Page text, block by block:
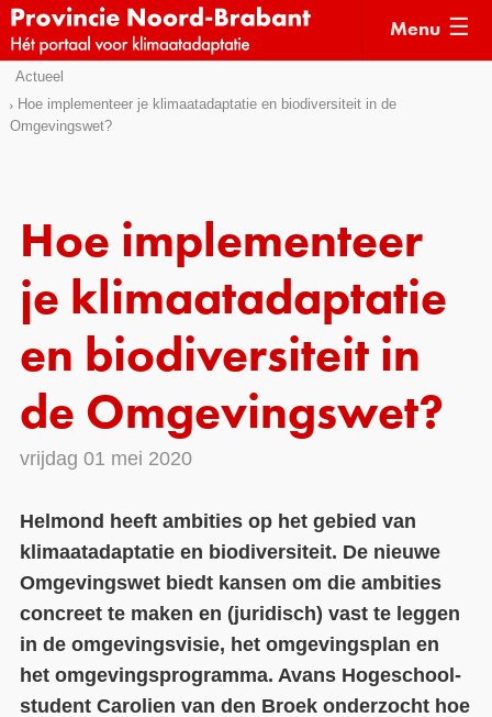
Sla
links
over
het
menu
Direct
naar
pagina
inhoud
Menu
Actueel
Hoe implementeer je klimaatadaptatie en biodiversiteit in de
Omgevingswet?
Hoe implementeer
je klimaatadaptatie
en biodiversiteit in
de Omgevingswet?
vrijdag 01 mei 2020
Helmond heeft ambities op het gebied van
klimaatadaptatie en biodiversiteit. De nieuwe
Omgevingswet biedt kansen om die ambities
concreet te maken en (juridisch) vast te leggen
in de omgevingsvisie, het omgevingsplan en
het omgevingsprogramma. Avans Hogeschool-
student Carolien van den Broek onderzocht hoe
Kennisdossiers
Voorbeelden
Subsidies
Monitoring
Contact
Over ons
LIFE-IP Klimaatadaptatie
Weerbaar Dommelland